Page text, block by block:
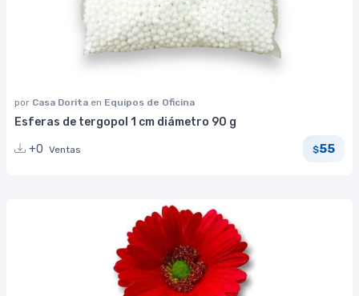
por Casa Dorita en Equipos de Oficina
Esferas de tergopol 1 cm diámetro 90 g
+0 Ventas $55